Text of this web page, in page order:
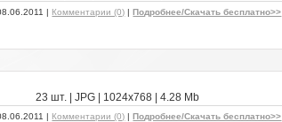
| Комментарии (0) |Подробнее/Скачать бесплатно>>
23 шт. | JPG | 1024x768 | 4.28 Mb
| Комментарии (0) |Подробнее/Скачать бесплатно>>